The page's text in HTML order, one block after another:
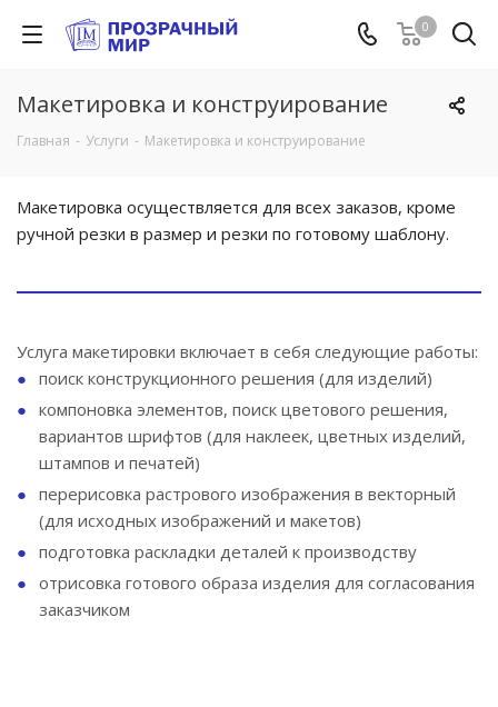
0
Макетировка и конструирование
Главная - Услуги - Макетировка и конструирование
Макетировка осуществляется для всех заказов, кроме
ручной резки в размер и резки по готовому шаблону.
Услуга макетировки включает в себя следующие работы:
поиск конструкционного решения (для изделий)
компоновка элементов, поиск цветового решения,
вариантов шрифтов (для наклеек, цветных изделий,
штампов и печатей)
перерисовка растрового изображения в векторный
(для исходных изображений и макетов)
подготовка раскладки деталей к производству
отрисовка готового образа изделия для согласования
заказчиком